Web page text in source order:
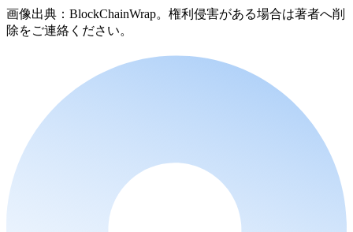
画像出典：BlockChainWrap。権利侵害がある場合は著者へ削
除をご連絡ください。